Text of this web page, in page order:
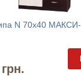
N 70х40